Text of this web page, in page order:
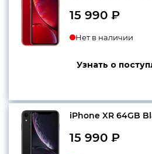
15 990 ₽
Нет в наличии
Узнать о
iPhone XR 64GB
15 990 ₽